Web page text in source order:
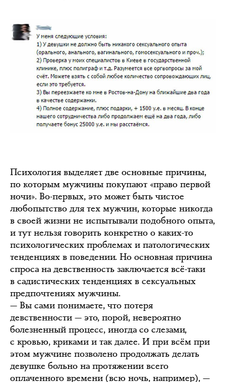
Психология выделяет две основные причины,
по которым мужчины покупают «право первой
ночи». Во-первых, это может быть чистое
любопытство для тех мужчин, которые никогда
в своей жизни не испытывали подобного опыта,
и тут нельзя говорить конкретно о каких-то
психологических проблемах и патологических
тенденциях в поведении. Но основная причина
спроса на девственность заключается всё-таки
в садистических тенденциях в сексуальных
предпочтениях мужчины.
— Вы сами понимаете, что потеря
девственности — это, порой, невероятно
болезненный процесс, иногда со слезами,
с кровью, криками и так далее. И при всём при
этом мужчине позволено продолжать делать
девушке больно на протяжении всего
оплаченного времени (всю ночь, например), —